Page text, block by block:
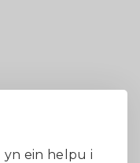
yn ein helpu i